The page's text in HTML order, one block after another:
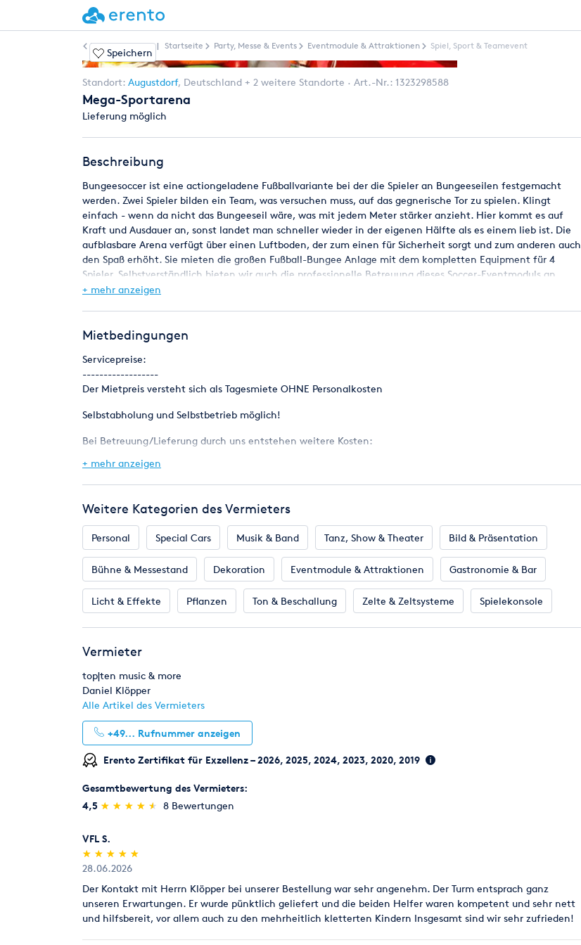
Weitere Artikel | Startseite Party, Messe & Events Eventmodule & Attraktionen Spiel, Sport & Teamevent
Speichern
Standort: Augustdorf, Deutschland + 2 weitere Standorte Art.-Nr.: 1323298588
Mega-Sportarena
Lieferung möglich
Beschreibung
Bungeesoccer ist eine actiongeladene Fußballvariante bei der die Spieler an Bungeeseilen festgemacht
werden. Zwei Spieler bilden ein Team, was versuchen muss, auf das gegnerische Tor zu spielen. Klingt
einfach - wenn da nicht das Bungeeseil wäre, was mit jedem Meter stärker anzieht. Hier kommt es auf
Kraft und Ausdauer an, sonst landet man schneller wieder in der eigenen Hälfte als es einem lieb ist. Die
aufblasbare Arena verfügt über einen Luftboden, der zum einen für Sicherheit sorgt und zum anderen auch
den Spaß erhöht. Sie mieten die großen Fußball-Bungee Anlage mit dem kompletten Equipment für 4
Spieler. Selbstverständlich bieten wir auch die professionelle Betreuung dieses Soccer-Eventmoduls an.
Platzbedarf:12 x 6 x 5,5 Meter (L x B x H)
Strombedarf: 1 x 230 V / 16 A
für Kids.
+ mehr anzeigen
Mietbedingungen
Servicepreise:
------------------
Der Mietpreis versteht sich als Tagesmiete OHNE Personalkosten
Selbstabholung und Selbstbetrieb möglich!
Bei Betreuung/Lieferung durch uns entstehen weitere Kosten:
Zuzüglich Auf- und Abbaukosten und Betreuungskosten (werden individuell berechnet)
Sie erhalten bei einer Anfrage ein genaues und individuell kalkuliertes Angebot
+ mehr anzeigen
Weitere Kategorien des Vermieters
Personal Special Cars Musik & Band Tanz, Show & Theater Bild & Präsentation
Bühne & Messestand Dekoration Eventmodule & Attraktionen Gastronomie & Bar
Licht & Effekte Pflanzen Ton & Beschallung Zelte & Zeltsysteme Spielekonsole
Vermieter
top|ten music & more
Daniel Klöpper
Alle Artikel des Vermieters
+49... Rufnummer anzeigen
Erento Zertifikat für Exzellenz – 2026, 2025, 2024, 2023, 2020, 2019
Gesamtbewertung des Vermieters:
4,5 (*)
★
★
(*) ★
★
(*) ★
★
(*) ★
★
(*) ★
★ 8 Bewertungen
VFL S.
(*)
★
★
(*) ★
★
(*) ★
★
(*) ★
★
(*) ★
★
28.06.2026
Der Kontakt mit Herrn Klöpper bei unserer Bestellung war sehr angenehm. Der Turm entsprach ganz
unseren Erwartungen. Er wurde pünktlich geliefert und die beiden Helfer waren kompetent und sehr nett
und hilfsbereit, vor allem auch zu den mehrheitlich kletterten Kindern Insgesamt sind wir sehr zufrieden!